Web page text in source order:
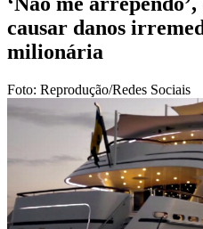
causar danos
milionária
Foto: Reprodução/Redes Sociais